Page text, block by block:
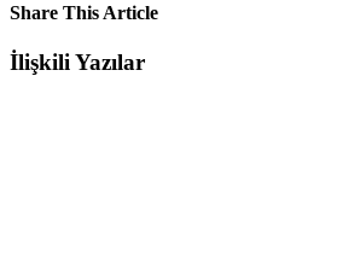
Share This Article
Facebook
Twitter
LinkedIn
WhatsApp
Tumblr
Pinterest
E-
posta
İlişkili Yazılar